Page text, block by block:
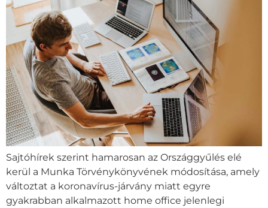
Sajtóhírek szerint hamarosan az Országgyűlés elé
kerül a Munka Törvénykönyvének módosítása, amely
változtat a koronavírus-járvány miatt egyre
gyakrabban alkalmazott home office jelenlegi